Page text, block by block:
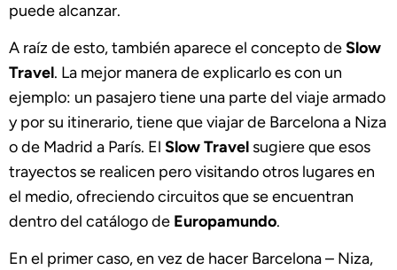
puede alcanzar.
A raíz de esto, también aparece el concepto deSlow
Travel. La mejor manera de explicarlo es con un
ejemplo: un pasajero tiene una parte del viaje armado
y por su itinerario, tiene que viajar de Barcelona a Niza
o de Madrid a París. El Slow Travel sugiere que esos
trayectos se realicen pero visitando otros lugares en
el medio, ofreciendo circuitos que se encuentran
dentro del catálogo de Europamundo.
En el primer caso, en vez de hacer Barcelona – Niza,